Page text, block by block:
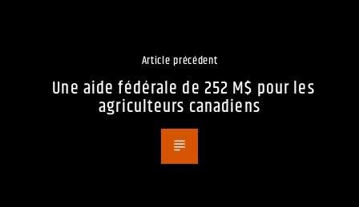
Article précédent
Une aide fédérale de 252 M$ pour les
agriculteurs canadiens